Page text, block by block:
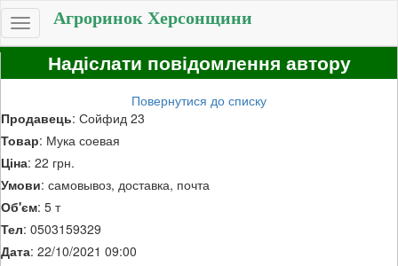
Toggle
navigation
Агроринок Херсонщини
Надіслати повідомлення автору
Повернутися до списку
Продавець: Сойфид 23
Товар: Мука соевая
Ціна: 22 грн.
Умови: самовывоз, доставка, почта
Об'єм: 5 т
Тел: 0503159329
Дата: 22/10/2021 09:00